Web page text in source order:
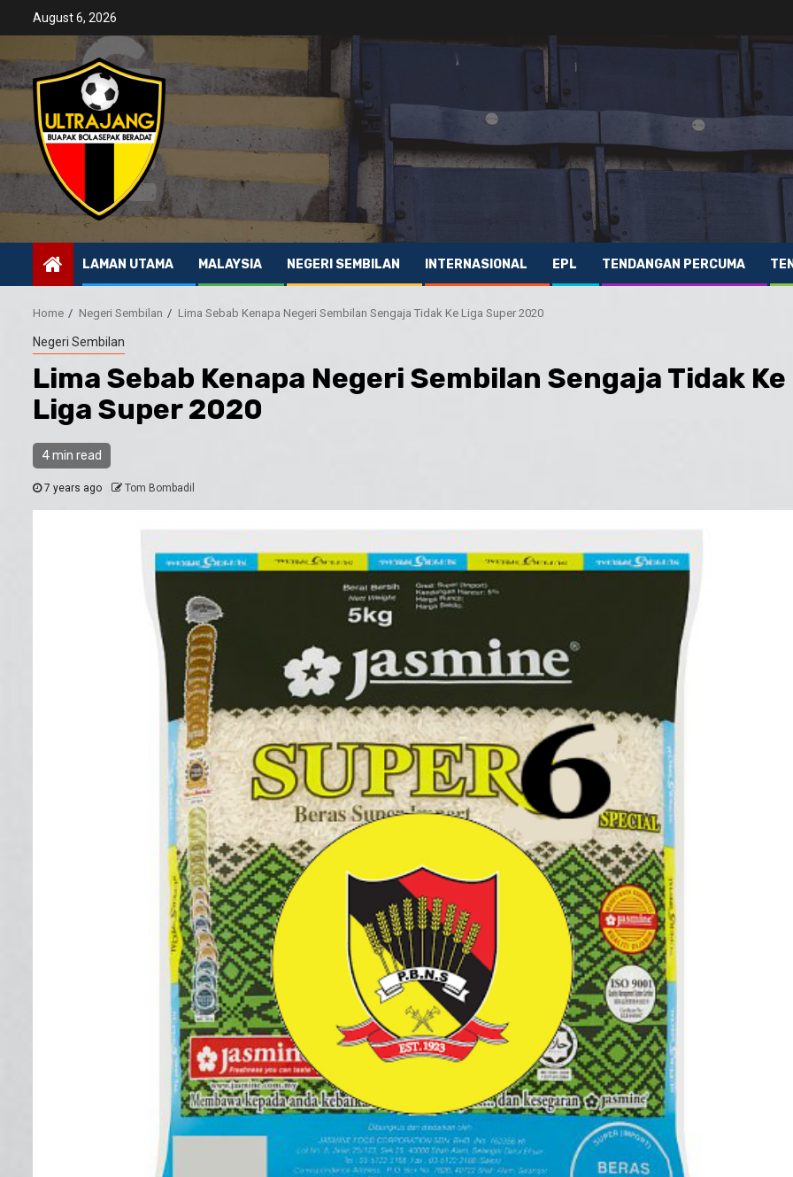
August 6, 2026
LAMAN UTAMA MALAYSIA NEGERI SEMBILAN INTERNASIONAL EPL TENDANGAN PERCUMA
Home Negeri Sembilan Lima Sebab Kenapa Negeri Sembilan Sengaja Tidak Ke Liga Super 2020
Negeri Sembilan
Lima Sebab Kenapa Negeri Sembilan Sengaja Tidak Ke
Liga Super 2020
4 min read
7 years ago Tom Bombadil